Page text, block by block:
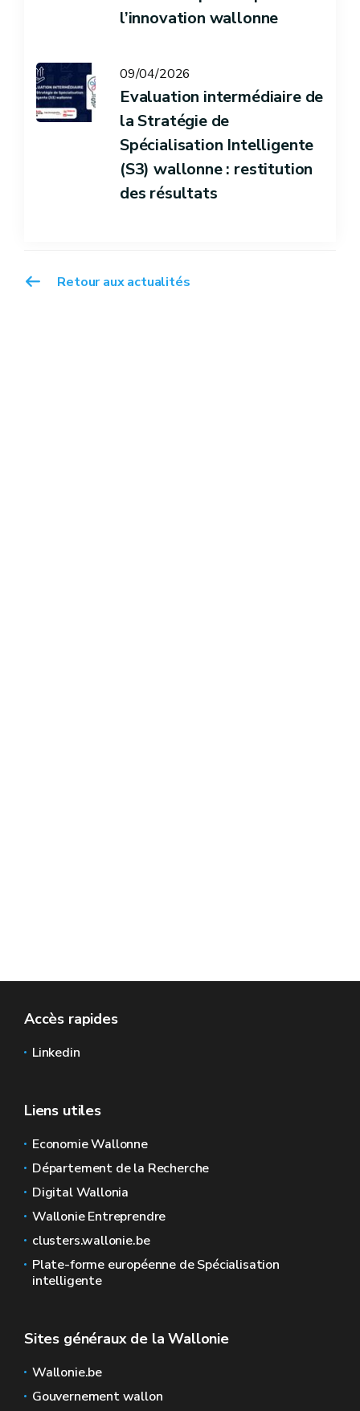
Retour aux actualités
l’innovation wallonne
09/04/2026
Evaluation intermédiaire de
la Stratégie de
Spécialisation Intelligente
(S3) wallonne : restitution
des résultats
Accès rapides
Linkedin
Liens utiles
Economie Wallonne
Département de la Recherche
Digital Wallonia
Wallonie Entreprendre
clusters.wallonie.be
Plate-forme européenne de Spécialisation
intelligente
Sites généraux de la Wallonie
Wallonie.be
Gouvernement wallon